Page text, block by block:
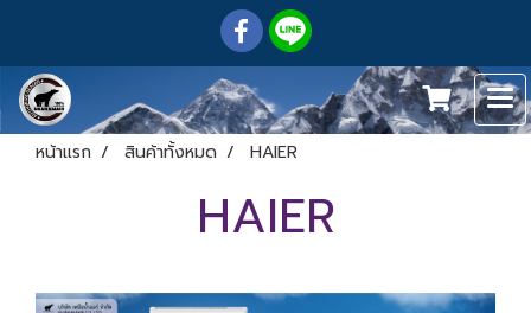
หน้าแรก สินค้าทั้งหมด HAIER
HAIER